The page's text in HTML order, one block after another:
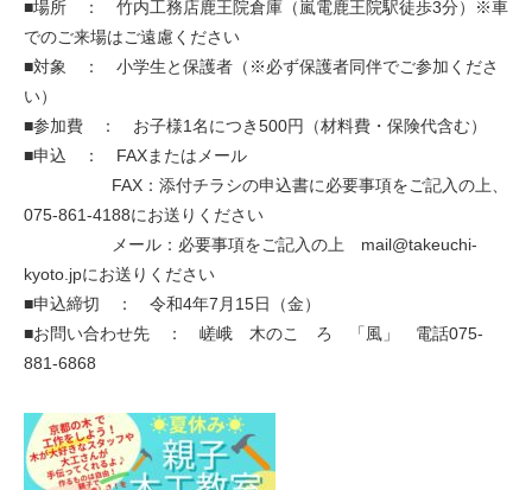
■場所 ： 竹内工務店鹿王院倉庫（嵐電鹿王院駅徒歩3分）※車
でのご来場はご遠慮ください
■対象 ： 小学生と保護者（※必ず保護者同伴でご参加くださ
い）
■参加費 ： お子様1名につき500円（材料費・保険代含む）
■申込 ： FAXまたはメール
FAX：添付チラシの申込書に必要事項をご記入の上、
075-861-4188にお送りください
メール：必要事項をご記入の上 mail@takeuchi-
kyoto.jpにお送りください
■申込締切 ： 令和4年7月15日（金）
■お問い合わせ先 ： 嵯峨 木のこゝろ 「風」 電話075-
881-6868